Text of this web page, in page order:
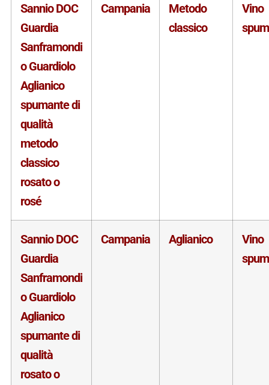
Sannio DOC
Guardia
Sanframondi
o Guardiolo
Aglianico
spumante di
qualità
metodo
classico
rosato o
rosé
Campania
Metodo
classico
Vino
Sannio DOC
Guardia
Sanframondi
o Guardiolo
Aglianico
spumante di
qualità
rosato o
Campania Aglianico
Vino